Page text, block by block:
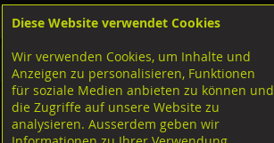
Shop Niettechnik-Blindnietmuttern Schweissbolzen
Standard1.4301-1.4303 rostfrei, DIN32501
Diese Website verwendet Cookies
Wir verwenden Cookies, um Inhalte und
Anzeigen zu personalisieren, Funktionen
für soziale Medien anbieten zu können und
die Zugriffe auf unsere Website zu
analysieren. Ausserdem geben wir